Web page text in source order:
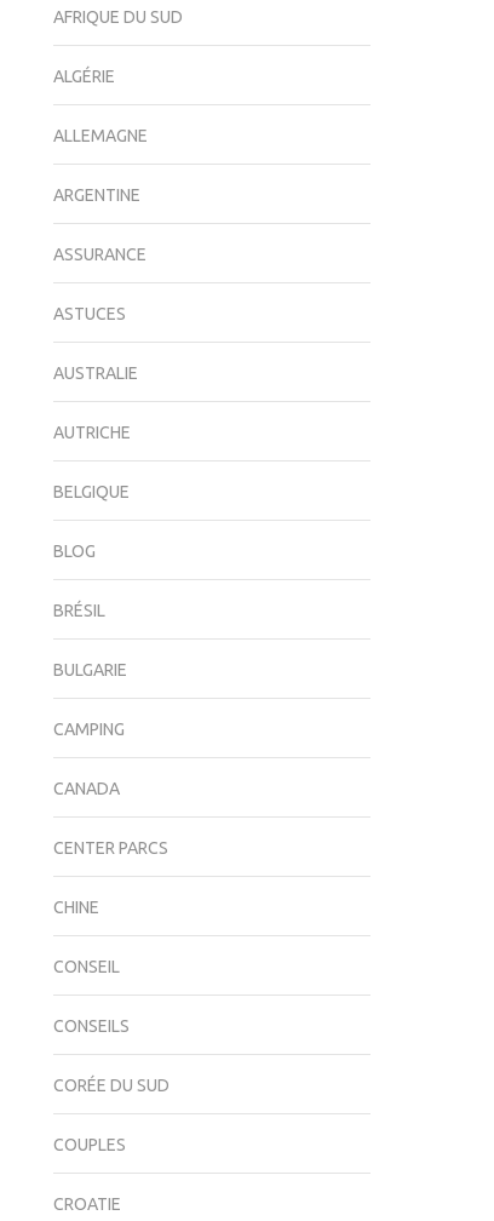
AFRIQUE DU SUD
ALGÉRIE
ALLEMAGNE
ARGENTINE
ASSURANCE
ASTUCES
AUSTRALIE
AUTRICHE
BELGIQUE
BLOG
BRÉSIL
BULGARIE
CAMPING
CANADA
CENTER PARCS
CHINE
CONSEIL
CONSEILS
CORÉE DU SUD
COUPLES
CROATIE